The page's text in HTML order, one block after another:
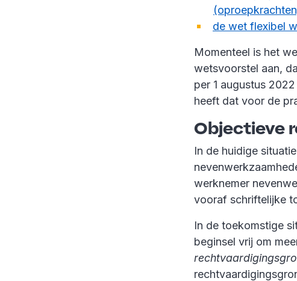
de wet flexibel
Momenteel is het
wetsvoorstel aan,
per 1 augustus
heeft dat voor de
Objectieve
In de huidige
werknemer
vooraf schriftelijke
In de toekomstige
beginsel vrij om